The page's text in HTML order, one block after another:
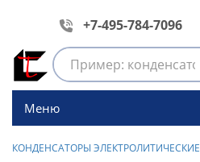
+7-495-784-7096
Меню
КОНДЕНСАТОРЫ ЭЛЕКТРОЛИТИЧЕСКИЕ